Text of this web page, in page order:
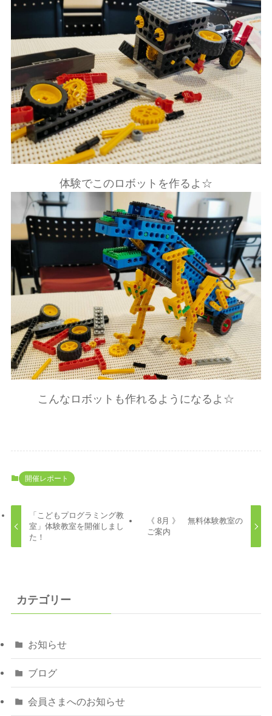
体験でこのロボットを作るよ☆
こんなロボットも作れるようになるよ☆
開催レポート
「こどもプログラミング教
室」体験教室を開催しまし
た！
《 8月 》 無料体験教室の
ご案内
カテゴリー
お知らせ
ブログ
会員さまへのお知らせ